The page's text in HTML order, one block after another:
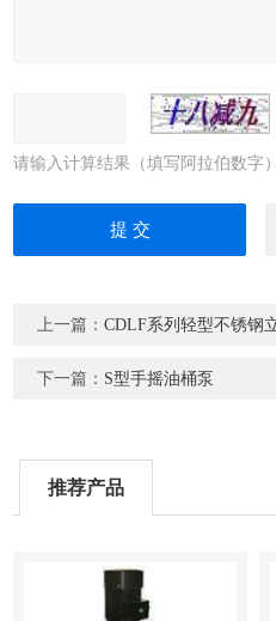
请输入计算结果（填写阿拉伯数字
上一篇：CDLF系列轻型不锈钢
下一篇： S型手摇油桶泵
推荐产品